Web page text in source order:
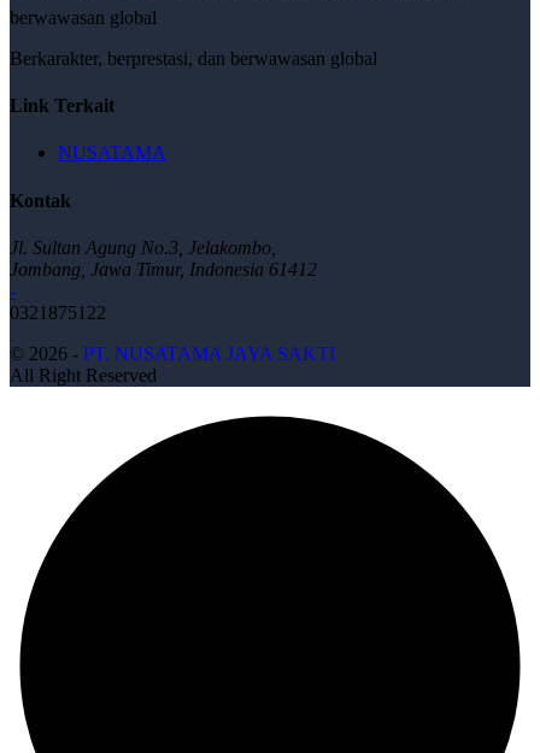
berwawasan global
Berkarakter, berprestasi, dan berwawasan global
Link Terkait
NUSATAMA
Kontak
Jl. Sultan Agung No.3, Jelakombo,
Jombang, Jawa Timur, Indonesia 61412
-
0321875122
© 2026 - PT. NUSATAMA JAYA SAKTI
All Right Reserved